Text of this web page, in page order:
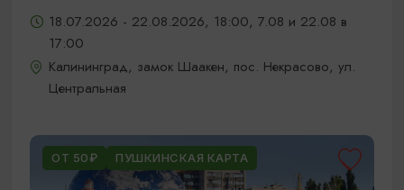
18.07.2026 - 22.08.2026, 18:00, 7.08 и 22.08 в
17:00
Калининград, замок Шаакен, пос. Некрасово, ул.
Центральная
ОТ 50₽ ПУШКИНСКАЯ КАРТА